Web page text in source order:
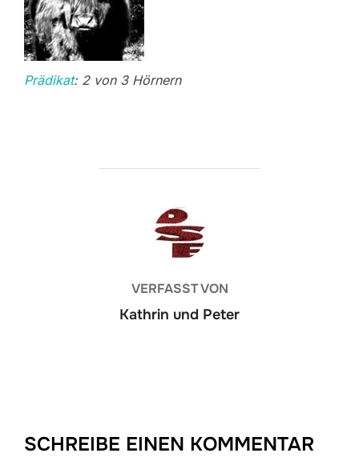
Prädikat: 2 von 3 Hörnern
BEITRAGSAUTOR
VERFASST VON
Kathrin und Peter
SCHREIBE EINEN KOMMENTAR